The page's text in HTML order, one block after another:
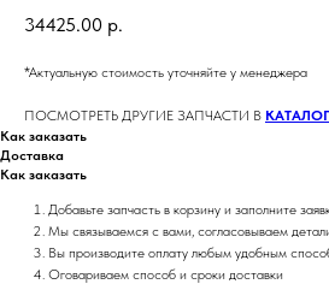
34425.00 р.
*Актуальную стоимость уточняйте у менеджера
ПОСМОТРЕТЬ ДРУГИЕ ЗАПЧАСТИ В
Как заказать
Доставка
Как заказать
Добавьте запчасть в корзину и заполните
Мы связываемся с вами, согласовываем
Вы производите оплату любым удобным
Оговариваем способ и сроки доставки